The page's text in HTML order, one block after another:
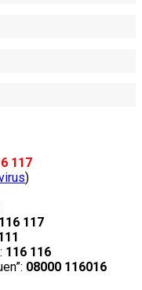
117
)
116 117
116 116
08000 116016